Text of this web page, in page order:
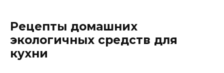
Рецепты домашних
экологичных средств для
кухни